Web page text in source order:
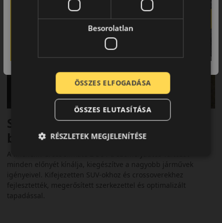
SUV-okhoz tervezett prémium
biztonság
A Michelin CrossClimate 2 SUV a személyautós változat
minden előnyét kínálja, kiegészítve a nagyobb járművek
igényeivel. Kifejezetten SUV-okhoz és crossoverekhez
fejlesztették, megerősített szerkezettel és optimalizált
tapadással.
Besorolatlan
ÖSSZES ELFOGADÁSA
ÖSSZES ELUTASÍTÁSA
RÉSZLETEK MEGJELENÍTÉSE